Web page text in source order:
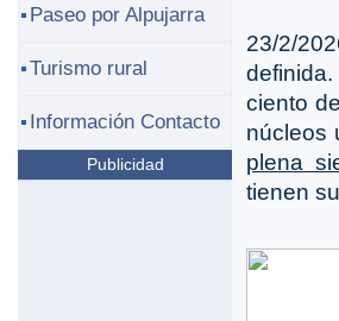
23/2/
ciento
núcleos
plena
tienen
Paseo por Alpujarra
Turismo rural
Información Contacto
Publicidad